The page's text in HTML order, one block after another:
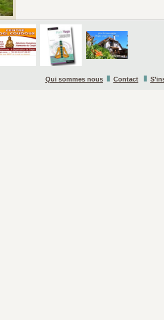
Qui sommes nous Contact